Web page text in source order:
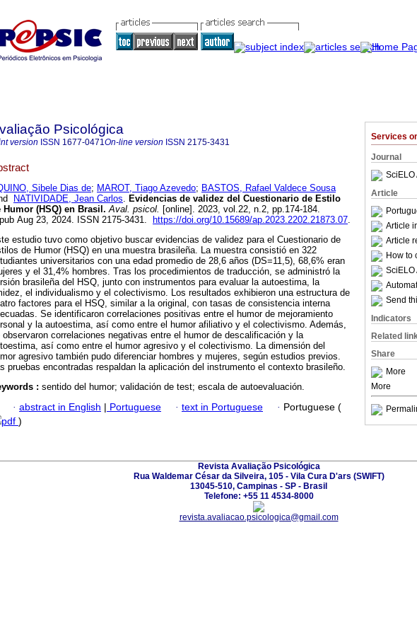
Services
Journal
SciELO
Article
Article
Article
How to
SciELO
Send
Indicators
Related
Share
More
More
Psicológica
version ISSN 1677-0471On-line version ISSN 2175-3431
Sibele Dias de; MAROT, Tiago Azevedo; BASTOS, Rafael Valdece Sousa
NATIVIDADE, Jean Carlos. Evidencias de validez del Cuestionario de Estilo
Humor (HSQ) en Brasil. Aval. psicol. [online]. 2023, vol.22, n.2, pp.174-184.
Aug 23, 2024. ISSN 2175-3431.
https://doi.org/10.15689/ap.2023.2202.21873.07.
estudio tuvo como objetivo buscar evidencias de validez para el Cuestionario de
de Humor (HSQ) en una muestra brasileña. La muestra consistió en 322
universitarios con una edad promedio de 28,6 años (DS=11,5), 68,6% eran
y el 31,4% hombres. Tras los procedimientos de traducción, se administró la
brasileña del HSQ, junto con instrumentos para evaluar la autoestima, la
el individualismo y el colectivismo. Los resultados exhibieron una estructura de
factores para el HSQ, similar a la original, con tasas de consistencia interna
Se identificaron correlaciones positivas entre el humor de mejoramiento
y la autoestima, así como entre el humor afiliativo y el colectivismo. Además,
observaron correlaciones negativas entre el humor de descalificación y la
así como entre el humor agresivo y el colectivismo. La dimensión del
agresivo también pudo diferenciar hombres y mujeres, según estudios previos.
pruebas encontradas respaldan la aplicación del instrumento el contexto brasileño.
: sentido del humor; validación de test; escala de autoevaluación.
· abstract in English | Portuguese · text in Portuguese · Portuguese (
pdf )
Revista Avaliação Psicológica
Rua Waldemar César da Silveira, 105 - Vila Cura D'ars (SWIFT)
13045-510, Campinas - SP - Brasil
Telefone: +55 11 4534-8000
revista.avaliacao.psicologica@gmail.com